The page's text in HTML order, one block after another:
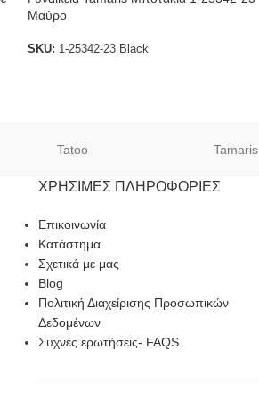
Μαύρο
SKU: 1-25342-23 Black
Tatoo Tamaris
ΧΡΉΣΙΜΕΣ ΠΛΗΡΟΦΟΡΊΕΣ
Επικοινωνία
Κατάστημα
Σχετικά με μας
Blog
Πολιτική Διαχείρισης Προσωπικών
Δεδομένων
Συχνές ερωτήσεις- FAQS